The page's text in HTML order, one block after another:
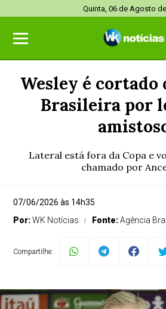
Quinta, 06 de Agosto
Wesley é cortado
Brasileira por
Lateral está fora da Copa e
chamado por
07/06/2026 às 14h35
Por:WK Notícias Fonte:Agência
Compartilhe: